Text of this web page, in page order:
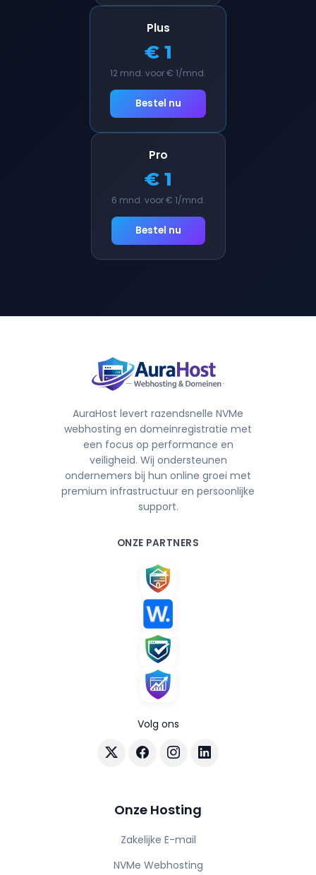
Plus
€ 1
12 mnd. voor € 1/mnd.
Bestel nu
Pro
€ 1
6 mnd. voor € 1/mnd.
Bestel nu
AuraHost levert razendsnelle NVMe
webhosting en domeinregistratie met
een focus op performance en
veiligheid. Wij ondersteunen
ondernemers bij hun online groei met
premium infrastructuur en persoonlijke
support.
ONZE PARTNERS
Volg ons
Volg AuraHost op X
Volg AuraHost op Facebook
Volg AuraHost op Instagram
Volg AuraHost op
Onze Hosting
Zakelijke E-mail
NVMe Webhosting